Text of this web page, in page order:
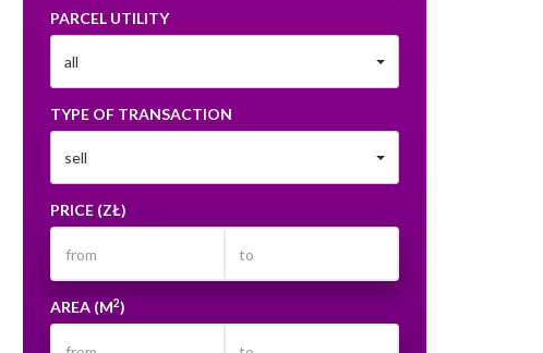
PARCEL UTILITY
all
TYPE OF TRANSACTION
sell
PRICE (ZŁ)
AREA (M2)